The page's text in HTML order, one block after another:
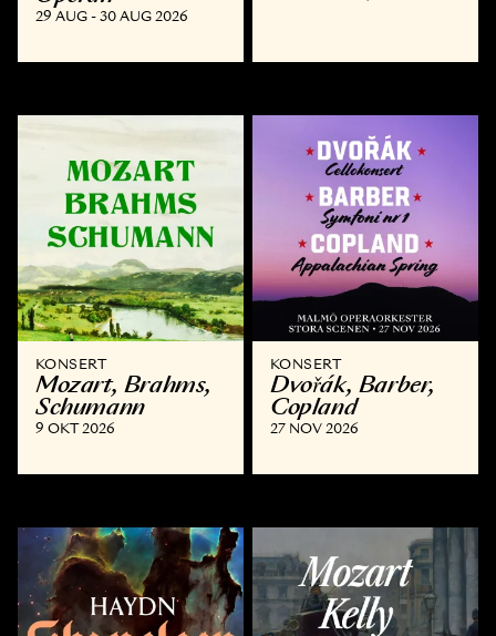
29 AUG - 30 AUG 2026
KONSERT
Mozart, Brahms,
Schumann
9 OKT 2026
KONSERT
Dvořák, Barber,
Copland
27 NOV 2026